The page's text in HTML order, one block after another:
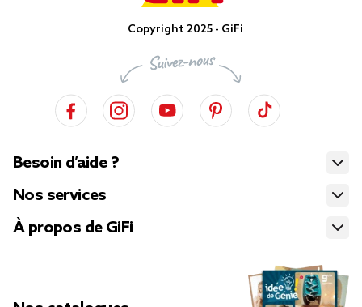
Copyright 2025 - GiFi
Besoin d’aide ?
Nos services
À propos de GiFi